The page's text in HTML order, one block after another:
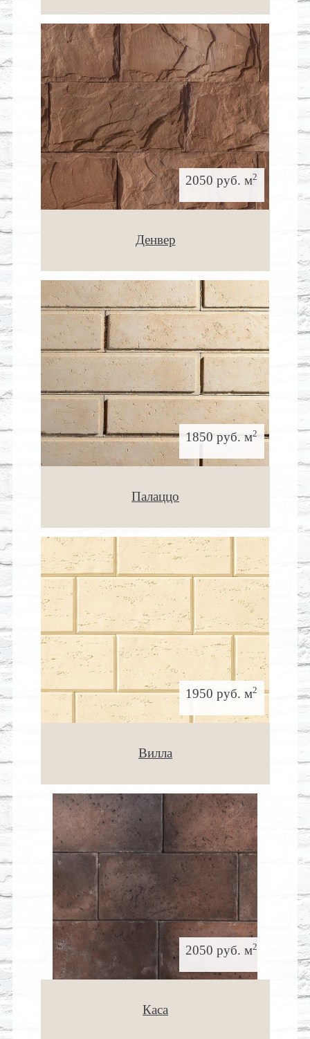
2050 руб. м2
Денвер
1850 руб. м2
Палаццо
1950 руб. м2
Вилла
2050 руб. м2
Каса